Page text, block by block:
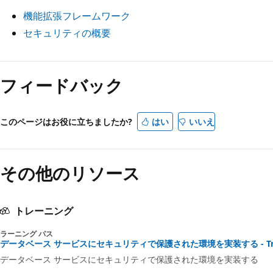
機能拡張フレームワーク
セキュリティの概要
フィードバック
このページはお役に立ちましたか? はい いいえ
その他のリソース
トレーニング
ラーニング パス
データベース サービスにセキュリティで保護された環境を実装する -
データベース サービスにセキュリティで保護された環境を実装する